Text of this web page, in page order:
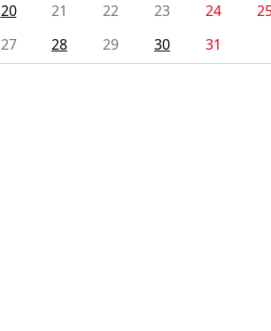
20 21 22 23 24
27 28 29 30 31